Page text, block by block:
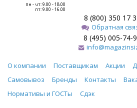
пн - чт: 9.00 - 18.00
пт: 9.00 - 16.00
8 (800) 350 17
Обратная
8 (495) 005-74-
О компании Поставщикам Акции
Самовывоз
Бренды Контакты
Нормативы и ГОСТы
Сдэк